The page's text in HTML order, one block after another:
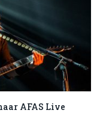
AFAS Live